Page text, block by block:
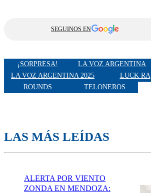
SEGUINOS EN
¡SORPRESA!
LA VOZ ARGENTINA
LA VOZ ARGENTINA 2025
LUCK RA
ROUNDS
TELONEROS
LAS MÁS LEÍDAS
ALERTA POR VIENTO
ZONDA EN MENDOZA: